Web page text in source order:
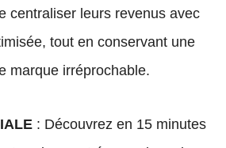
centraliser leurs revenus avec
tout en conservant une
marque irréprochable.
: Découvrez en 15 minutes